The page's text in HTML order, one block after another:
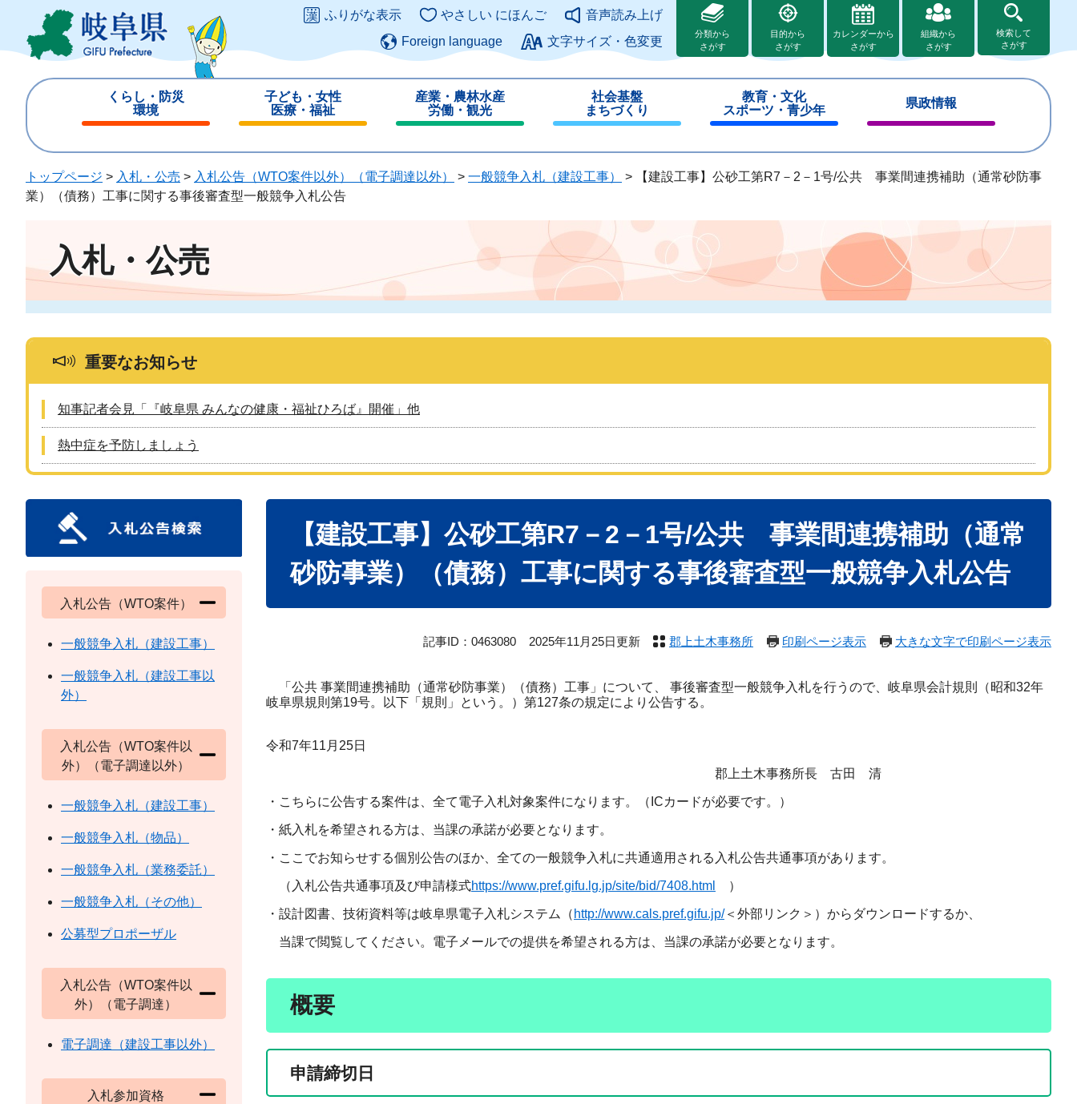
ジ
ュ
このページの本文へ
ふりがな表示 やさしい にほんご
音声読み上げ
Foreign language
文字サイズ・色変更
分類から
さがす
目的から
さがす
カレンダーから
さがす
組織から
さがす
検索して
さがす
くらし・防災
環境
じ
子ども・女性
医療・福祉
じ
る
産業・農林水産
労働・観光
じ
る
社会基盤
まちづくり
じ
る
教育・文化
スポーツ・青少年
じ
る
県政情報
じ
る
トップページ > 入札・公売 > 入札公告（WTO案件以外）（電子調達以外） > 一般競争入札（建設工事） >
【建設工事】公砂工第R7－2－1号/公共 事業間連携補助（通常砂防事
業）（債務）工事に関する事後審査型一般競争入札公告
入札・公売
重要なお知らせ
知事記者会見「『岐阜県 みんなの健康・福祉ひろば』開催」他
熱中症を予防しましょう
【建設工事】公砂工第R7－2－1号/公共 事業間連携補助（通常
砂防事業）（債務）工事に関する事後審査型一般競争入札公告
記事ID：0463080 2025年11月25日更新 郡上土木事務所 印刷ページ表示 大きな文字で印刷ページ表示
「公共 事業間連携補助（通常砂防事業）（債務）工事」について、 事後審査型一般競争入札を行うので、岐阜県会計規則（昭和32年
岐阜県規則第19号。以下「規則」という。）第127条の規定により公告する。
令和7年11月25日
郡上土木事務所長 古田 清
・こちらに公告する案件は、全て電子入札対象案件になります。（ICカードが必要です。）
・紙入札を希望される方は、当課の承諾が必要となります。
・ここでお知らせする個別公告のほか、全ての一般競争入札に共通適用される入札公告共通事項があります。
（入札公告共通事項及び申請様式https://www.pref.gifu.lg.jp/site/bid/7408.html ）
・設計図書、技術資料等は岐阜県電子入札システム（ http://www.cals.pref.gifu.jp/＜外部リンク＞ ）からダウンロードするか、
当課で閲覧してください。電子メールでの提供を希望される方は、当課の承諾が必要となります。
概要
申請締切日
入札公告（WTO案件）
一般競争入札（建設工事）
一般競争入札（建設工事以
外）
入札公告（WTO案件以
外）（電子調達以外）
一般競争入札（建設工事）
一般競争入札（物品）
一般競争入札（業務委託）
一般競争入札（その他）
公募型プロポーザル
入札公告（WTO案件以
外）（電子調達）
電子調達（建設工事以外）
入札参加資格